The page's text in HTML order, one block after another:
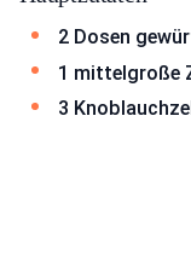
2 Dosen
1 mittelgroße
3